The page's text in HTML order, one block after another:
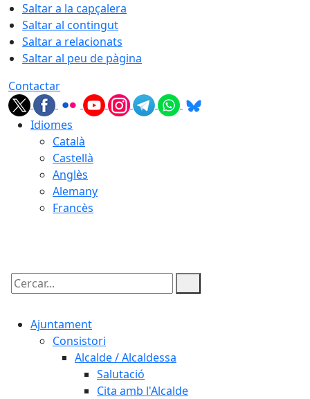
Saltar a la capçalera
Saltar al contingut
Saltar a relacionats
Saltar al peu de pàgina
Contactar
Idiomes
Català
Castellà
Anglès
Alemany
Francès
Cercar:
Ajuntament
Consistori
Alcalde / Alcaldessa
Salutació
Cita amb l'Alcalde